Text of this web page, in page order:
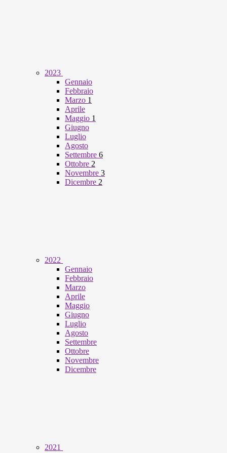
2023
Gennaio
Febbraio
Marzo 1
Aprile
Maggio 1
Giugno
Luglio
Agosto
Settembre 6
Ottobre 2
Novembre 3
Dicembre 2
2022
Gennaio
Febbraio
Marzo
Aprile
Maggio
Giugno
Luglio
Agosto
Settembre
Ottobre
Novembre
Dicembre
2021